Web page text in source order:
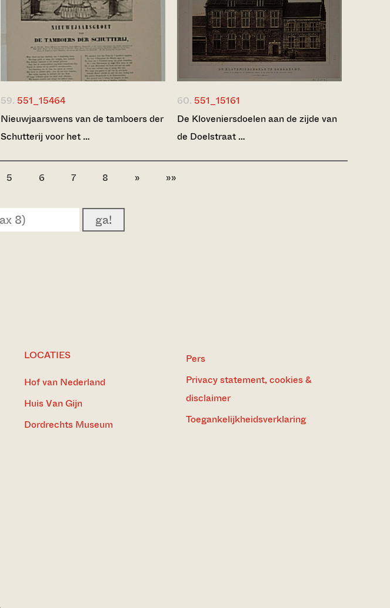
59. 551_15464
Nieuwjaarswens van de tamboers der
Schutterij voor het …
60. 551_15161
De Kloveniersdoelen aan de zijde van
de Doelstraat …
5 6 7 8 » »»
ga!
LOCATIES
Hof van Nederland
Huis Van Gijn
Dordrechts Museum
Pers
Privacy statement, cookies &
disclaimer
Toegankelijkheidsverklaring